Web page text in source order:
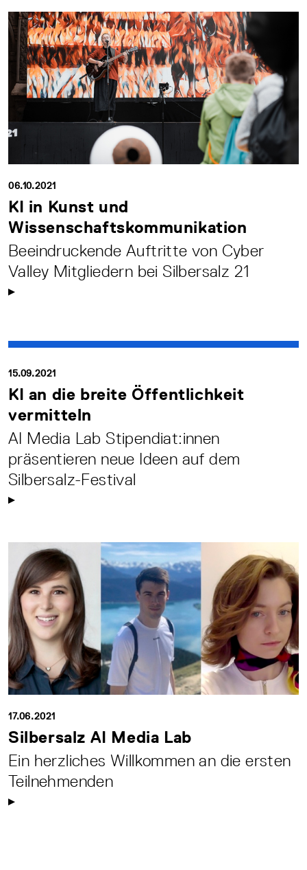
06.10.2021
KI in Kunst und
Wissenschaftskommunikation
Beeindruckende Auftritte von Cyber
Valley Mitgliedern bei Silbersalz 21
15.09.2021
KI an die breite Öffentlichkeit
vermitteln
AI Media Lab Stipendiat:innen
präsentieren neue Ideen auf dem
Silbersalz-Festival
17.06.2021
Silbersalz AI Media Lab
Ein herzliches Willkommen an die ersten
Teilnehmenden